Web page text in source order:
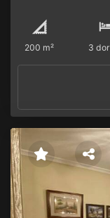
terraza, balcón y
inmueble se
tarima, muy
armarios
habitaciones.
200 m² 3